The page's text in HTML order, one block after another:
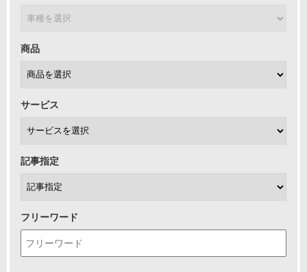
商品
サービス
記事指定
フリーワード